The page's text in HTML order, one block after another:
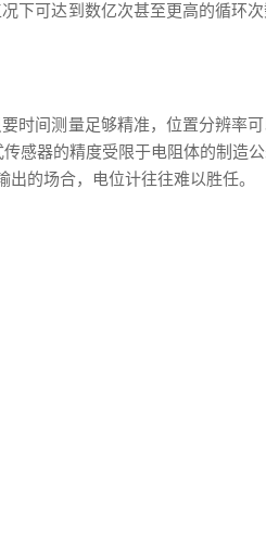
下可达到数亿次甚至更高的循环
时间测量足够精准，位置分辨率
感器的精度受限于电阻体的制造
的场合，电位计往往难以胜任。